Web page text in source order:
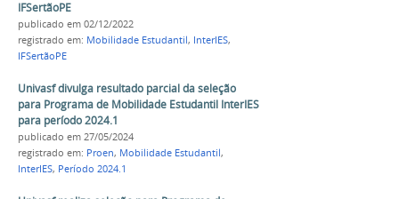
IFSertãoPE
publicado em 02/12/2022
registrado em: Mobilidade Estudantil, InterIES,
IFSertãoPE
Univasf divulga resultado parcial da seleção
para Programa de Mobilidade Estudantil InterIES
para período 2024.1
publicado em 27/05/2024
registrado em: Proen, Mobilidade Estudantil,
InterIES, Período 2024.1